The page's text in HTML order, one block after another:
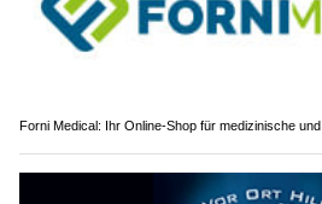
Forni Medical: Ihr Online-Shop für medizinische